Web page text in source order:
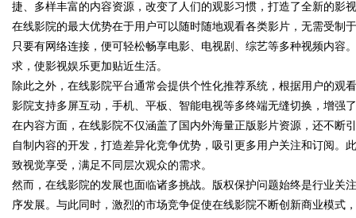
uz
捷、多样丰富的内容资源，改变了人们的观影习惯，打造了全新的影
在线影院的最大优势在于用户可以随时随地观看各类影片，无需受制
只要有网络连接，便可轻松畅享电影、电视剧、综艺等多种视频内容
求，使影视娱乐更加贴近生活。
除此之外，在线影院平台通常会提供个性化推荐系统，根据用户的观
影院支持多屏互动，手机、平板、智能电视等多终端无缝切换，增强
在内容方面，在线影院不仅涵盖了国内外海量正版影片资源，还不断
自制内容的开发，打造差异化竞争优势，吸引更多用户关注和订阅。
致视觉享受，满足不同层次观众的需求。
然而，在线影院的发展也面临诸多挑战。版权保护问题始终是行业关
序发展。与此同时，激烈的市场竞争促使在线影院不断创新商业模式